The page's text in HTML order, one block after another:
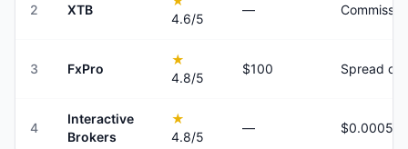
2 XTB
4.6/5
—
3 FxPro
★
4.8/5
$100 Spread
4
Interactive
Brokers
★
4.8/5
—